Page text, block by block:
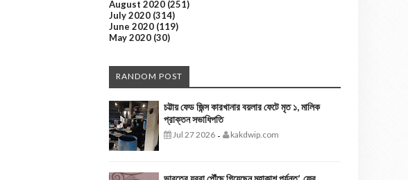
August 2020 (251)
July 2020 (314)
June 2020 (119)
May 2020 (30)
RANDOM POST
চট্টায় ফেড জিন্স কারখানার বয়লার ফেটে মৃত ১, মালিক
প্রাক্তন সভাধিপতি
Jul 27 2026 - kakdwip.com